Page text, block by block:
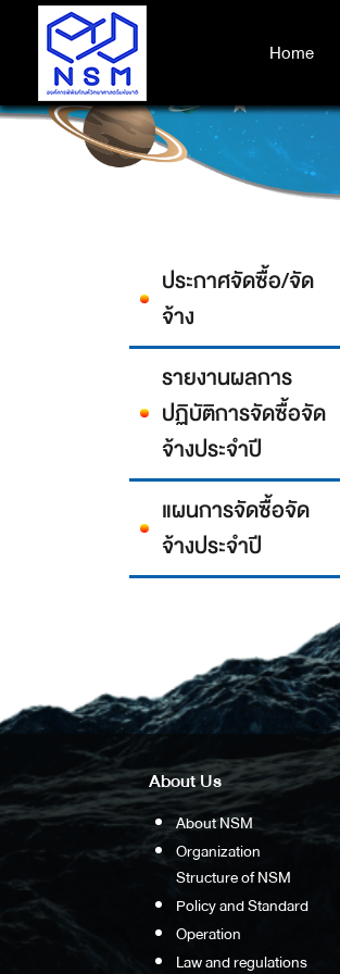
Home
Home
ประกาศจัดซื้อ/จัด
จ้าง
รายงานผลการ
ปฏิบัติการจัดซื้อจัด
จ้างประจำปี
แผนการจัดซื้อจัด
จ้างประจำปี
About Us
About NSM
Organization
Structure of NSM
Policy and Standard
Operation
Law and regulations